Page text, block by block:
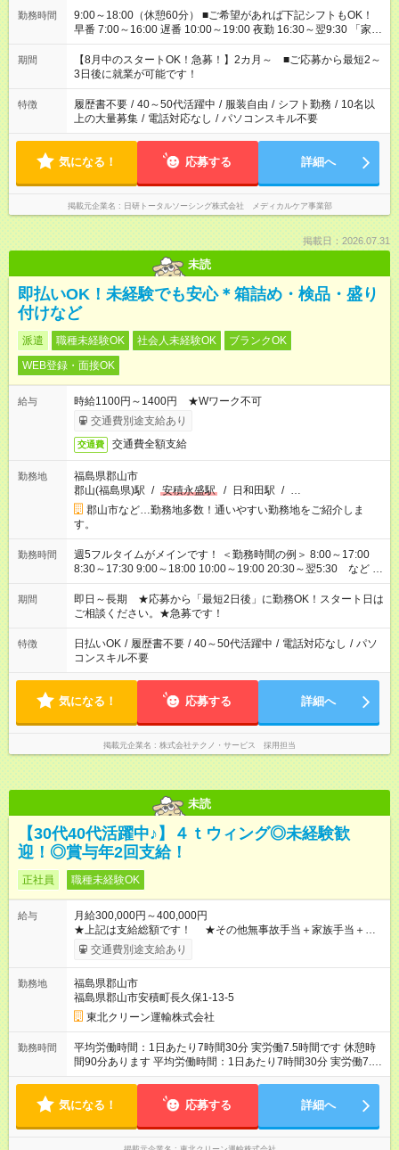
勤務時間
9:00～18:00（休憩60分） ■ご希望があれば下記シフトもOK！
早番 7:00～16:00 遅番 10:00～19:00 夜勤 16:30～翌9:30 「家族
と休みを合わせたい」 「余裕を持って夕飯の準備がしたい」
「できれば残業はしたくない」 など、ご希望を教えてください
ね。 ※Wワーク希望の方へ 今ご覧のお仕事で希望する勤務時間
と、もう1つのお仕事の勤務時間。 合計で週40時間を超える場
合は応募できません。
期間
【8月中のスタートOK！急募！】2カ月～ ■ご応募から最短2～
3日後に就業が可能です！
特徴 履歴書不要 / 40～50代活躍中 / 服装自由 / シフト勤務 / 10名以
上の大量募集 / 電話対応なし / パソコンスキル不要
気になる！ 応募する 詳細へ
掲載元企業名 日研トータルソーシング株式会社 メディカルケア事業部
掲載日：2026.07.31
未読
即払いOK！未経験でも安心＊箱詰め・検品・盛り
付けなど
派遣 職種未経験OK 社会人未経験OK
ブランクOK
WEB登録・面接OK
給与
時給1100円～1400円 ★Wワーク不可
交通費別途支給あり
交通費 交通費全額支給
勤務地
福島県郡山市
郡山(福島県)駅 / 安積永盛駅 / 日和田駅 / …
郡山市など…勤務地多数！通いやすい勤務地をご紹介しま
す。
勤務時間
週5フルタイムがメインです！ ＜勤務時間の例＞ 8:00～17:00
8:30～17:30 9:00～18:00 10:00～19:00 20:30～翌5:30 など ★
その他にも勤務時間多数！ 日勤のみ、残業なし、交替制など
ご希望を教えてください！
期間
即日～長期 ★応募から「最短2日後」に勤務OK！スタート日は
ご相談ください。★急募です！
特徴 日払いOK / 履歴書不要 / 40～50代活躍中 / 電話対応なし / パソ
コンスキル不要
気になる！ 応募する 詳細へ
掲載元企業名 株式会社テクノ・サービス 採用担当
未読
【30代40代活躍中♪】４ｔウィング◎未経験歓
迎！◎賞与年2回支給！
正社員 職種未経験OK
給与
月給300,000円～400,000円
★上記は支給総額です！ ★その他無事故手当＋家族手当＋資
格手当なども充実！ 【試用期間】試用期間あり 試用期間の長
さ：2ヶ月 ※ 雇用形態と給与に、本採用時と異なる部分がありま
円 ～ 8,000円 経験等により試用期間は短縮されます！ 試用期間
はありますが。入社日から社会保険には加入いたします。
交通費別途支給あり
勤務地
福島県郡山市
福島県郡山市安積町長久保1-13-5
東北クリーン運輸株式会社
勤務時間
平均労働時間：1日あたり7時間30分 実労働7.5時間です 休憩時
間90分あります 平均労働時間：1日あたり7時間30分 実労働7.5
時間です 休憩時間90分あります
気になる！ 応募する 詳細へ